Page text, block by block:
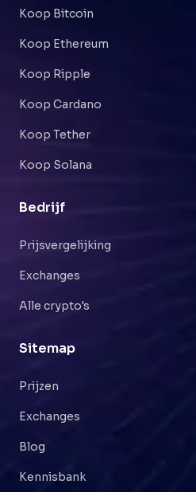
Koop Bitcoin
Koop Ethereum
Koop Ripple
Koop Cardano
Koop Tether
Koop Solana
Bedrijf
Prijsvergelijking
Exchanges
Alle crypto's
Sitemap
Prijzen
Exchanges
Blog
Kennisbank